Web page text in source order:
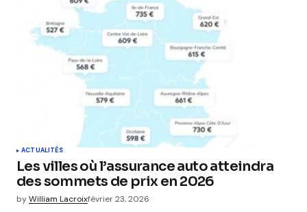
ACTUALITÉS
Les villes où l’assurance auto atteindra
des sommets de prix en 2026
byWilliam Lacroixfévrier 23, 2026